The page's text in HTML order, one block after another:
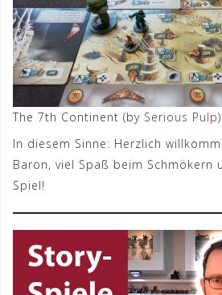
The 7th Continent (by Serious Pulp)
In diesem Sinne: Herzlich
Baron, viel Spaß beim Schmökern
Spiel!